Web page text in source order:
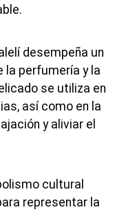
desempeña un
la perfumería y la
se utiliza en
así como en la
y aliviar el
cultural
representar la